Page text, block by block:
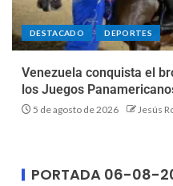
DESTACADO DEPORTES
Venezuela conquista el
los Juegos
5 de agosto de 2026 Jesús
PORTADA 06-08-